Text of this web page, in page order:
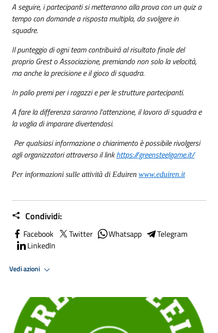
A seguire, i partecipanti si metteranno alla prova con un quiz a
tempo con domande a risposta multipla, da svolgere in
squadre.
Il punteggio di ogni team contribuirà al risultato finale del
proprio Grest o Associazione, premiando non solo la velocità,
ma anche la precisione e il gioco di squadra.
In palio premi per i ragazzi e per le strutture partecipanti.
A fare la differenza saranno l’attenzione, il lavoro di squadra e
la voglia di imparare divertendosi.
Per qualsiasi informazione o chiarimento è possibile rivolgersi
agli organizzatori attraverso il linkhttps://greensteelgame.it/
Per informazioni sulle attività di Eduiren www.eduiren.it
Condividi:
Facebook Twitter Whatsapp
Telegram
LinkedIn
Vedi azioni